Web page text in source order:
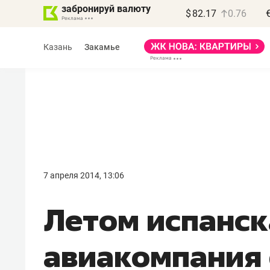
забронируй валюту $ 82.17 0.76
Казань Закамье
7 апреля 2014, 13:06
Летом
авиакомпания
правил, бизнес может
потерять минимум